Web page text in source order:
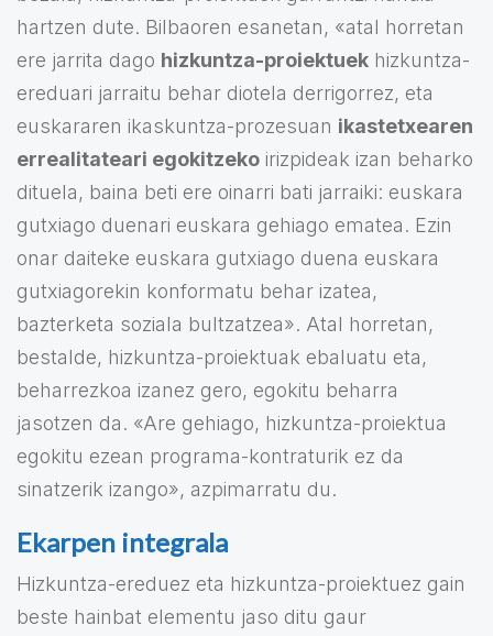
hartzen dute. Bilbaoren esanetan, «atal horretan
ere jarrita dago hizkuntza-proiektuek hizkuntza-
ereduari jarraitu behar diotela derrigorrez, eta
euskararen ikaskuntza-prozesuan ikastetxearen
errealitateari egokitzeko irizpideak izan beharko
dituela, baina beti ere oinarri bati jarraiki: euskara
gutxiago duenari euskara gehiago ematea. Ezin
onar daiteke euskara gutxiago duena euskara
gutxiagorekin konformatu behar izatea,
bazterketa soziala bultzatzea». Atal horretan,
bestalde, hizkuntza-proiektuak ebaluatu eta,
beharrezkoa izanez gero, egokitu beharra
jasotzen da. «Are gehiago, hizkuntza-proiektua
egokitu ezean programa-kontraturik ez da
sinatzerik izango», azpimarratu du.
Ekarpen integrala
Hizkuntza-ereduez eta hizkuntza-proiektuez gain
beste hainbat elementu jaso ditu gaur